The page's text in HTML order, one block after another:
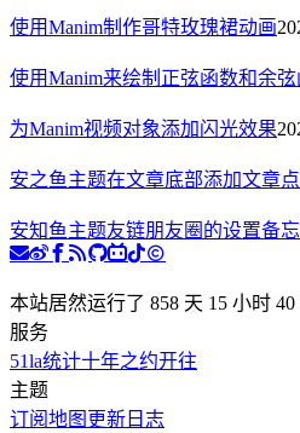
使用Manim制作哥特玫瑰裙动画
使用Manim来绘制正弦函数和余
为Manim视频对象添加闪光效果
安之鱼主题在文章底部添加文章
安知鱼主题友链朋友圈的设置备
本站居然运行了 858 天 15 小时
服务
51la统计十年之约开往
主题
订阅地图 更新日志